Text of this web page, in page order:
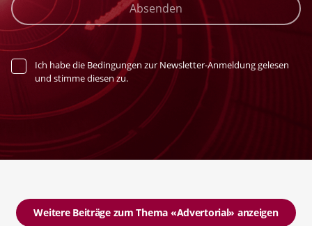
Absenden
Ich habe die Bedingungen zur Newsletter-Anmeldung gelesen
und stimme diesen zu.
Weitere Beiträge zum Thema «Advertorial» anzeigen